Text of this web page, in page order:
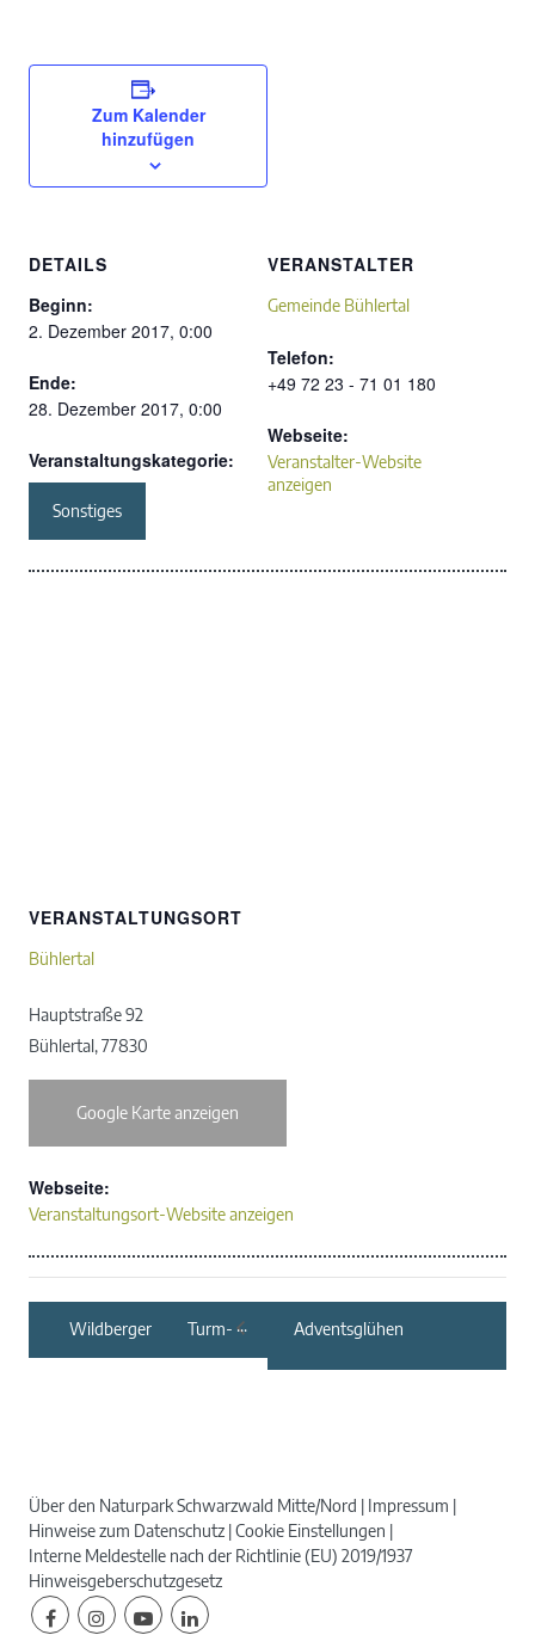
Zum Kalender
hinzufügen
DETAILS
Beginn:
2. Dezember 2017, 0:00
Ende:
28. Dezember 2017, 0:00
Veranstaltungskategorie:
Sonstiges
VERANSTALTER
Gemeinde Bühlertal
Telefon:
+49 72 23 - 71 01 180
Webseite:
Veranstalter-Website
anzeigen
VERANSTALTUNGSORT
Bühlertal
Hauptstraße 92
Bühlertal,77830
Google Karte anzeigen
Webseite:
Veranstaltungsort-Website anzeigen
Wildberger Turm-
Adventsglühen
Über den Naturpark Schwarzwald Mitte/Nord
Impressum
Hinweise zum Datenschutz Cookie Einstellungen
Interne Meldestelle nach der Richtlinie (EU) 2019/1937
Hinweisgeberschutzgesetz